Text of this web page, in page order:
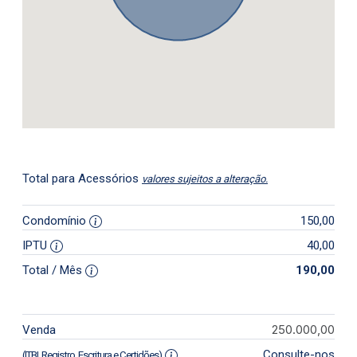
Total para Acessórios valores sujeitos a alteração.
Condomínio
150,00
IPTU
40,00
Total / Mês
190,00
Venda 250.000,00